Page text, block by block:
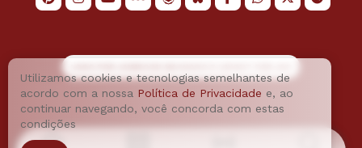
Utilizamos cookies e tecnologias semelhantes de
acordo com a nossa Política de Privacidade e, ao
continuar navegando, você concorda com estas
condições